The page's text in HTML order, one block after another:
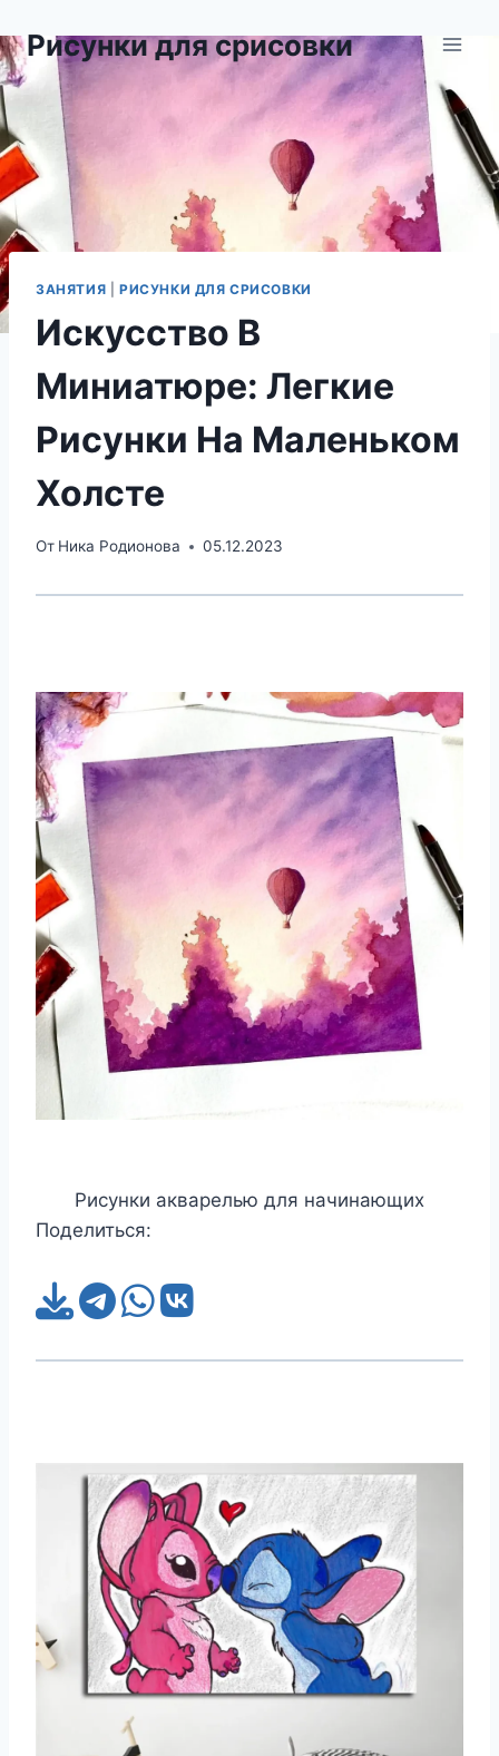
к
содержимому
Рисунки для срисовки
ЗАНЯТИЯ РИСУНКИ ДЛЯ СРИСОВКИ
Искусство В
Миниатюре: Легкие
Рисунки На Маленьком
Холсте
От Ника Родионова 05.12.2023
Рисунки акварелью для начинающих
Поделиться: